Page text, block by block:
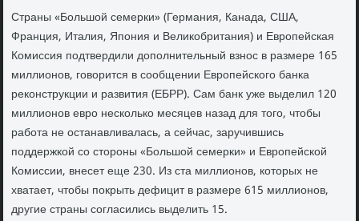
Страны «Большой семерки» (Германия, Канада, США,
Франция, Италия, Япония и Великобритания) и Европейская
Комиссия подтвердили дополнительный взнос в размере 165
миллионов, говорится в сообщении Европейского банка
реконструкции и развития (ЕБРР). Сам банк уже выделил 120
миллионов евро несколько месяцев назад для того, чтобы
работа не останавливалась, а сейчас, заручившись
поддержкой со стороны «Большой семерки» и Европейской
Комиссии, внесет еще 230. Из ста миллионов, которых не
хватает, чтобы покрыть дефицит в размере 615 миллионов,
другие страны согласились выделить 15.